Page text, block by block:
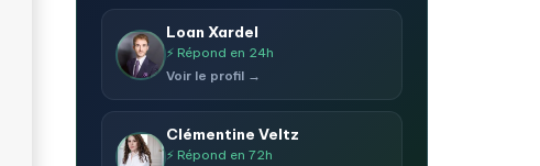
Loan Xardel
⚡ Répond en 24h
Voir le profil →
Clémentine Veltz
⚡ Répond en 72h